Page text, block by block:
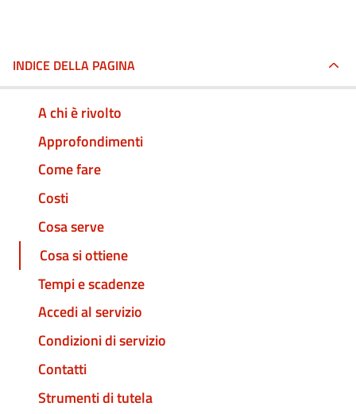
INDICE DELLA PAGINA
A chi è rivolto
Approfondimenti
Come fare
Costi
Cosa serve
Cosa si ottiene
Tempi e scadenze
Accedi al servizio
Condizioni di servizio
Contatti
Strumenti di tutela